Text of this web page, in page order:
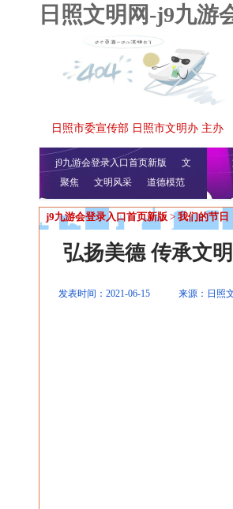
日照文明网-j9九游
日照市委宣传部 日照市文明办 主办
j9九游会登录入口首页新版
文
明播报
公益视频
聚焦 文明风采 道德模范
j9九游会登录入口首页新版 > 我们的节日
弘扬美德 传承文
发表时间：2021-06-15 来源：日照